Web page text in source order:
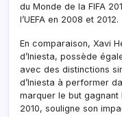
du Monde de la FIFA
l’UEFA en 2008 et 2012.
En comparaison, Xavi
d’Iniesta, possède
avec des distinctions
d’Iniesta à performer
marquer le but
2010, souligne son